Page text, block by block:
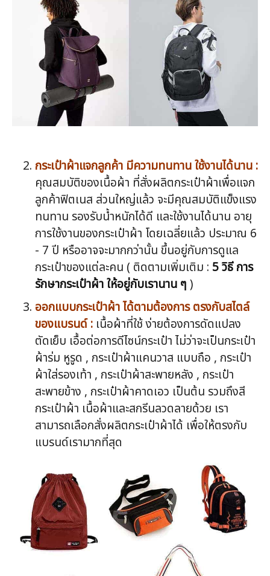
กระเป๋าผ้าแจกลูกค้า มีความทนทาน ใช้งานได้นาน :
คุณสมบัติของเนื้อผ้า ที่สั่งผลิตกระเป๋าผ้าเพื่อแจก
ลูกค้าฟิตเนส ส่วนใหญ่แล้ว จะมีคุณสมบัติแข็งแรง
ทนทาน รองรับน้ำหนักได้ดี และใช้งานได้นาน อายุ
การใช้งานของกระเป๋าผ้า โดยเฉลี่ยแล้ว ประมาณ 6
- 7 ปี หรืออาจจะมากกว่านั้น ขึ้นอยู่กับการดูแล
กระเป๋าของแต่ละคน ( ติดตามเพิ่มเติม : 5 วิธี การ
รักษากระเป๋าผ้า ให้อยู่กับเรานาน ๆ )
ออกแบบกระเป๋าผ้า ได้ตามต้องการ ตรงกับสไตล์
ของแบรนด์ : เนื้อผ้าที่ใช้ ง่ายต้องการดัดแปลง
ตัดเย็บ เอื้อต่อการดีไซน์กระเป๋า ไม่ว่าจะเป็นกระเป๋า
ผ้าร่ม หูรูด , กระเป๋าผ้าแคนวาส แบบถือ , กระเป๋า
ผ้าใส่รองเท้า , กระเป๋าผ้าสะพายหลัง , กระเป๋า
สะพายข้าง , กระเป๋าผ้าคาดเอว เป็นต้น รวมถึงสี
กระเป๋าผ้า เนื้อผ้าและสกรีนลวดลายด้วย เรา
สามารถเลือกสั่งผลิตกระเป๋าผ้าได้ เพื่อให้ตรงกับ
แบรนด์เรามากที่สุด